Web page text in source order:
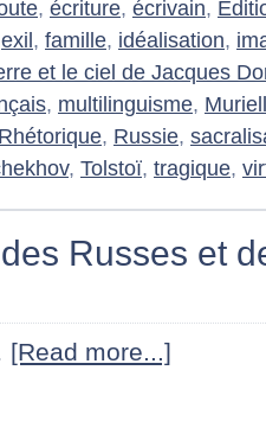
, écriture, écrivain,
exil , famille, idéalisation,
et le ciel de Jacques
, multilinguisme,
Rhétorique, Russie,
, Tolstoï, tragique,
Russes et
[Read more...]